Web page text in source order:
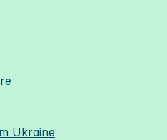
Ukraine